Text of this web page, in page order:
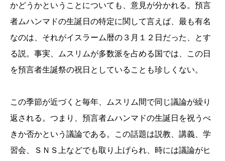
かどうかということについても、意見が分かれる。預言
者ムハンマドの生誕日の特定に関して言えば、最も有名
なのは、それがイスラーム暦の３月１２日だった、とす
る説。事実、ムスリムが多数派を占める国では、この日
を預言者生誕祭の祝日としていることも珍しくない。
この季節が近づくと毎年、ムスリム間で同じ議論が繰り
返される。つまり、預言者ムハンマドの生誕日を祝うべ
きか否かという議論である。この話題は説教、講義、学
習会、ＳＮＳ上などでも取り上げられ、時には議論がヒ